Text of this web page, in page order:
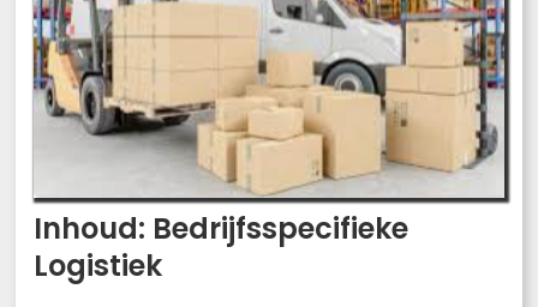
Inhoud: Bedrijfsspecifieke
Logistiek